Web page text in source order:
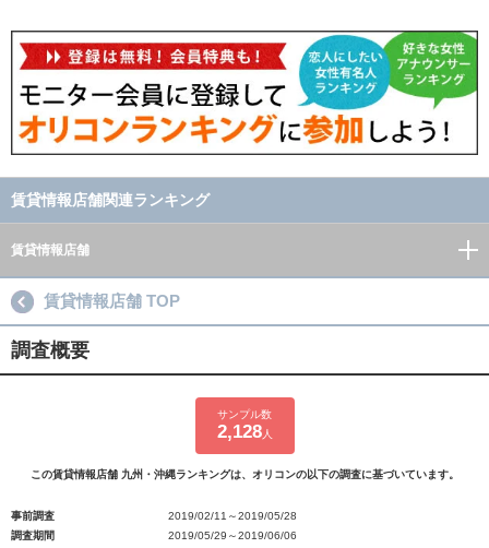
賃貸情報店舗関連ランキング
賃貸情報店舗
賃貸情報店舗 TOP
調査概要
サンプル数
2,128人
この賃貸情報店舗 九州・沖縄ランキングは、オリコンの以下の調査に基づいています。
事前調査
2019/02/11～2019/05/28
調査期間
2019/05/29～2019/06/06